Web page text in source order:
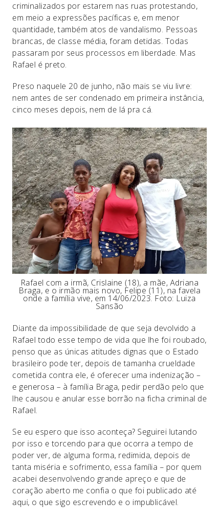
criminalizados por estarem nas ruas protestando,
em meio a expressões pacíficas e, em menor
quantidade, também atos de vandalismo. Pessoas
brancas, de classe média, foram detidas. Todas
passaram por seus processos em liberdade. Mas
Rafael é preto.
Preso naquele 20 de junho, não mais se viu livre:
nem antes de ser condenado em primeira instância,
cinco meses depois, nem de lá pra cá.
Rafael com a irmã, Crislaine (18), a mãe, Adriana
Braga, e o irmão mais novo, Felipe (11), na favela
onde a família vive, em 14/06/2023. Foto: Luiza
Sansão
Diante da impossibilidade de que seja devolvido a
Rafael todo esse tempo de vida que lhe foi roubado,
penso que as únicas atitudes dignas que o Estado
brasileiro pode ter, depois de tamanha crueldade
cometida contra ele, é oferecer uma indenização –
e generosa – à família Braga, pedir perdão pelo que
lhe causou e anular esse borrão na ficha criminal de
Rafael.
Se eu espero que isso aconteça? Seguirei lutando
por isso e torcendo para que ocorra a tempo de
poder ver, de alguma forma, redimida, depois de
tanta miséria e sofrimento, essa família – por quem
acabei desenvolvendo grande apreço e que de
coração aberto me confia o que foi publicado até
aqui, o que sigo escrevendo e o impublicável.